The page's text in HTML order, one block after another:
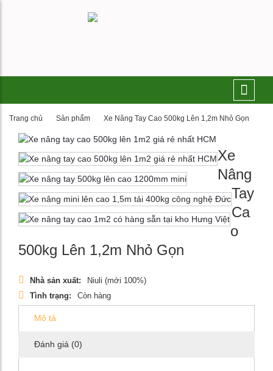
Trang chủ Sản phẩm Xe Nâng Tay Cao 500kg Lên 1,2m Nhỏ Gọn
Xe
Nâng
Tay
Ca
o
500kg Lên 1,2m Nhỏ Gọn
Nhà sản xuất:
Niuli (mới 100%)
Tình trạng:
Còn hàng
Mô tả
Đánh giá (0)